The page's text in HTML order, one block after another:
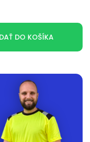
DO KOŠÍKA